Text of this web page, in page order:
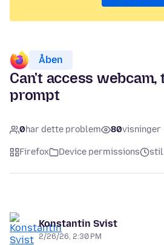
Åben
Can't access webcam,
prompt
0har dette problem 80visninger
Firefox Device permissions
Konstantin Svist
2/26/26, 2:30 PM